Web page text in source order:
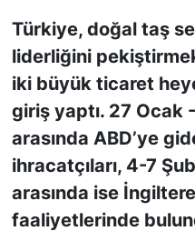
Türkiye, doğal taş
liderliğini
iki büyük ticaret
giriş yaptı. 27
arasında ABD’ye
ihracatçıları, 4-7
arasında ise
faaliyetlerinde
KONGRE
KONGRE TAKVİMİ
RÖPORTAJLAR
BİYOGRAFİLER